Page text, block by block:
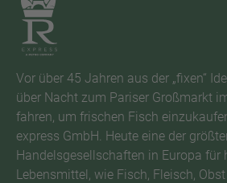
Vor über 45 Jahren aus der „fixen“
über Nacht zum Pariser Großmarkt
fahren, um frischen Fisch
express GmbH. Heute eine der
Handelsgesellschaften in Europa für
Lebensmittel, wie Fisch, Fleisch,